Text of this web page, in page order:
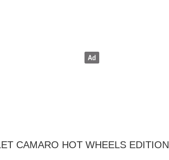
CAMARO HOT WHEELS EDITION